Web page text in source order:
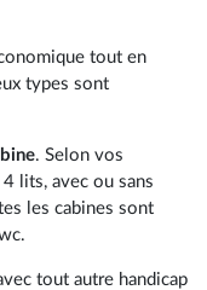
tout en
types sont
. Selon vos
lits, avec ou sans
les cabines sont
tout autre handicap